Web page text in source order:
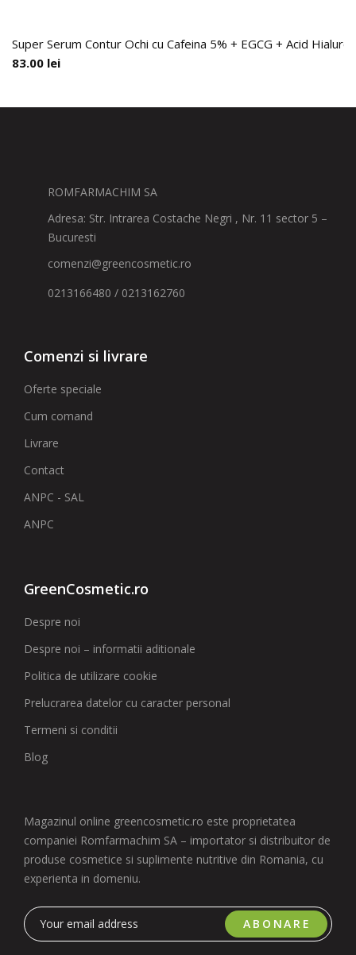
Super Serum Contur Ochi cu Cafeina 5% + EGCG + Acid
83.00 lei
ROMFARMACHIM SA
Adresa: Str. Intrarea Costache Negri , Nr. 11 sector 5 –
Bucuresti
comenzi@greencosmetic.ro
0213166480 / 0213162760
Comenzi si livrare
Oferte speciale
Cum comand
Livrare
Contact
ANPC - SAL
ANPC
GreenCosmetic.ro
Despre noi
Despre noi – informatii aditionale
Politica de utilizare cookie
Prelucrarea datelor cu caracter personal
Termeni si conditii
Blog
Magazinul online greencosmetic.ro este proprietatea
companiei Romfarmachim SA – importator si distribuitor de
produse cosmetice si suplimente nutritive din Romania, cu
experienta in domeniu.
ABONARE